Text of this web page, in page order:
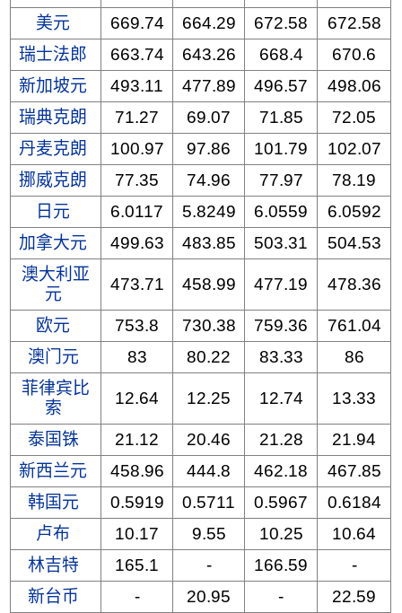
美元
669.74 664.29 672.58
672.58
瑞士法郎
663.74 643.26 668.4
670.6
新加坡元
493.11 477.89 496.57
498.06
瑞典克朗
71.27 69.07 71.85
72.05
丹麦克朗
100.97 97.86 101.79
102.07
挪威克朗
77.35 74.96 77.97
78.19
日元
6.0117 5.8249 6.0559
6.0592
加拿大元
499.63 483.85 503.31
504.53
澳大利亚
元
473.71 458.99 477.19 478.36
欧元 753.8 730.38 759.36
761.04
澳门元
83 80.22 83.33
86
菲律宾比
索
12.64 12.25 12.74 13.33
泰国铢 21.12 20.46 21.28
21.94
新西兰元
458.96 444.8 462.18
467.85
韩国元
0.5919 0.5711 0.5967
0.6184
卢布
10.17 9.55 10.25
10.64
林吉特
165.1 - 166.59
-
新台币
- 20.95 -
22.59